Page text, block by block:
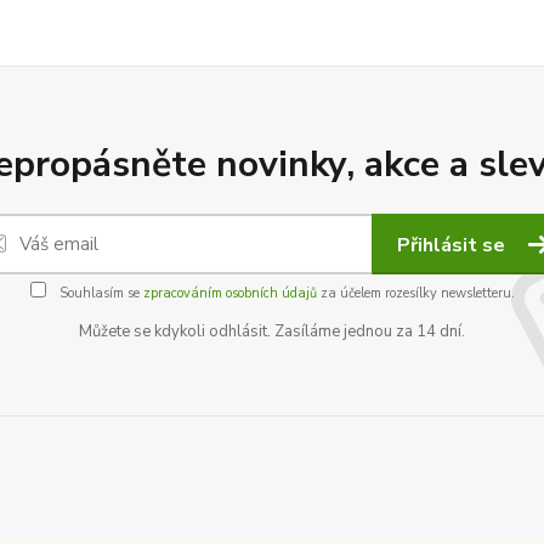
novinky, akce a
Přihlásit se
Souhlasím se zpracováním osobních údajůza účelem rozesílky newsletteru.
Můžete se kdykoli odhlásit. Zasíláme jednou za 14 dní.